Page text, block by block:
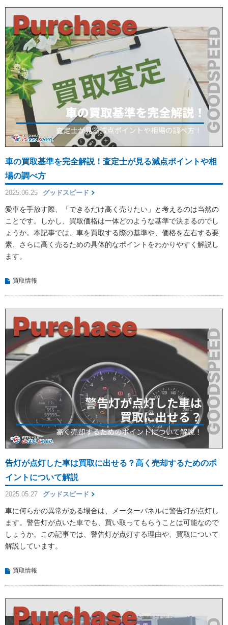
車の買取基準を完全解説！査定士が見る減点ポイントや相
場の調べ方
2025.06.25 グッドスピード
愛車を手放す際、「できるだけ高く売りたい」と考えるのは当然の
ことです。しかし、買取価格は一体どのような基準で決まるのでし
ょうか。本記事では、車を買取する際の基準や、価格を左右する要
素、さらに高く売るための具体的なポイントをわかりやすく解説し
ます。
買取情報
告灯が点灯した車は買取に出せる？高く売却するためのポ
イントについて解説
2025.05.27 グッドスピード
車に何らかの異常がある場合は、メーターパネルに警告灯が点灯し
ます。警告灯が点いた車でも、買い取ってもらうことは可能なので
しょうか。この記事では、警告灯が点灯する理由や、買取について
解説しています。
買取情報